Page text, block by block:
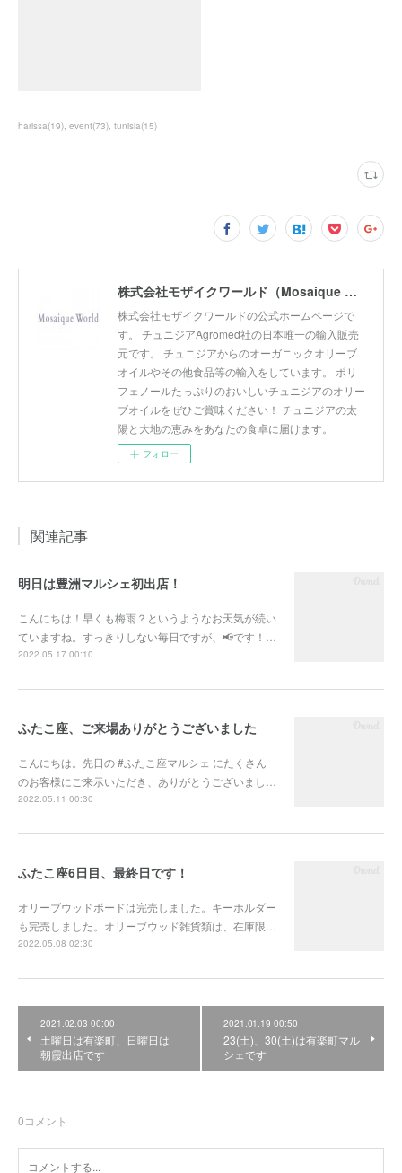
harissa(19) event(73) tunisia(15)
株式会社モザイクワールド（Mosaique World Co.,Ltd)
株式会社モザイクワールドの公式ホームページで
す。 チュニジアAgromed社の日本唯一の輸入販売
元です。 チュニジアからのオーガニックオリーブ
オイルやその他食品等の輸入をしています。 ポリ
フェノールたっぷりのおいしいチュニジアのオリー
ブオイルをぜひご賞味ください！ チュニジアの太
陽と大地の恵みをあなたの食卓に届けます。
フォロー
関連記事
明日は豊洲マルシェ初出店！
こんにちは！早くも梅雨？というようなお天気が続い
ていますね。すっきりしない毎日ですが、📢です！…
2022.05.17 00:10
ふたこ座、ご来場ありがとうございました
こんにちは。先日の #ふたこ座マルシェ にたくさん
のお客様にご来示いただき、ありがとうございまし…
2022.05.11 00:30
ふたこ座6日目、最終日です！
オリーブウッドボードは完売しました。キーホルダー
も完売しました。オリーブウッド雑貨類は、在庫限…
2022.05.08 02:30
2021.02.03 00:00
土曜日は有楽町、日曜日は
朝霞出店です
2021.01.19 00:50
23(土)、30(土)は有楽町マル
シェです
0コメント